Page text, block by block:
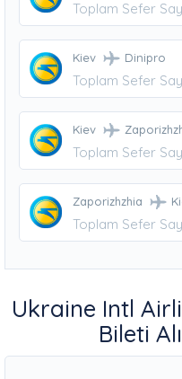
Toplam Sefer
Kiev Dinipro
Toplam Sefer
Kiev
Toplam Sefer
Zaporizhzhia
Toplam Sefer
Ukraine Intl
Bileti